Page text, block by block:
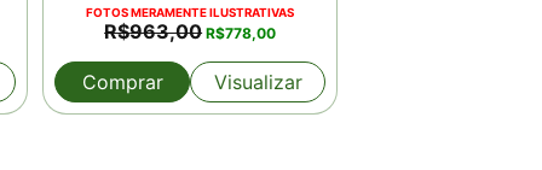
FOTOS MERAMENTE ILUSTRATIVAS
R$963,00O
preço
original
era:
R$963,00.
R$778,00O
atual
é:
R$778,00.
Comprar Visualizar